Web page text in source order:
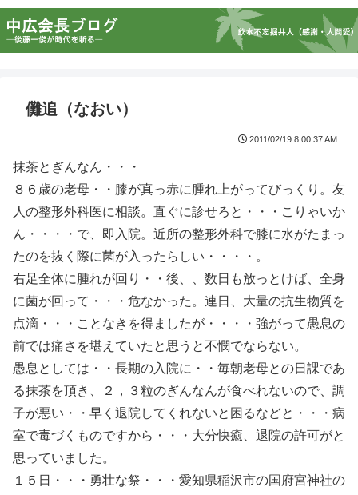
儺追（なおい）
2011/02/19 8:00:37 AM
抹茶とぎんなん・・・
８６歳の老母・・膝が真っ赤に腫れ上がってびっくり。友
人の整形外科医に相談。直ぐに診せろと・・・こりゃいか
ん・・・・で、即入院。近所の整形外科で膝に水がたまっ
たのを抜く際に菌が入ったらしい・・・・。
右足全体に腫れが回り・・後、、数日も放っとけば、全身
に菌が回って・・・危なかった。連日、大量の抗生物質を
点滴・・・ことなきを得ましたが・・・・強がって愚息の
前では痛さを堪えていたと思うと不憫でならない。
愚息としては・・長期の入院に・・毎朝老母との日課であ
る抹茶を頂き、２，３粒のぎんなんが食べれないので、調
子が悪い・・早く退院してくれないと困るなどと・・・病
室で毒づくものですから・・・大分快癒、退院の許可がと
思っていました。
１５日・・・勇壮な祭・・・愛知県稲沢市の国府宮神社の